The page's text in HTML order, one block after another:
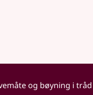
og bøyning i